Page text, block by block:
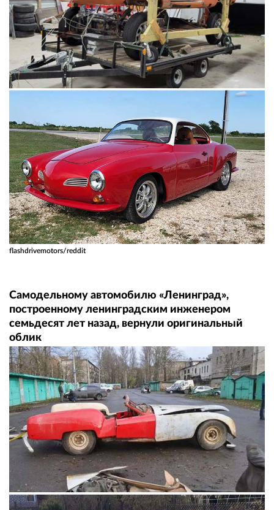
flashdrivemotors/reddit
Самодельному автомобилю «Ленинград»,
построенному ленинградским инженером
семьдесят лет назад, вернули оригинальный
облик